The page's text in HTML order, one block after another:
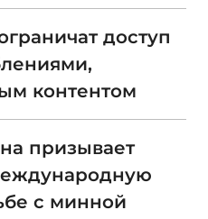
доступ
контентом
призывает
с минной